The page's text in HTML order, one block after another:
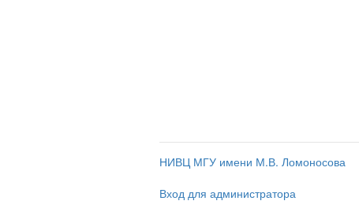
НИВЦ МГУ имени М.В. Ломоносова
Вход для администратора